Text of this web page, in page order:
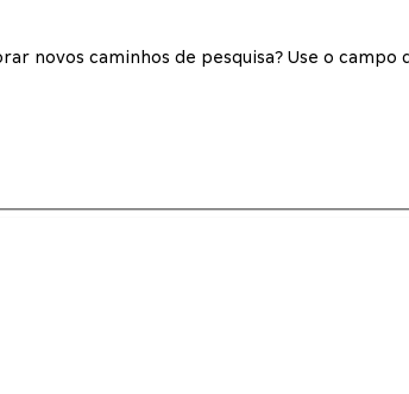
novos caminhos de pesquisa? Use o campo